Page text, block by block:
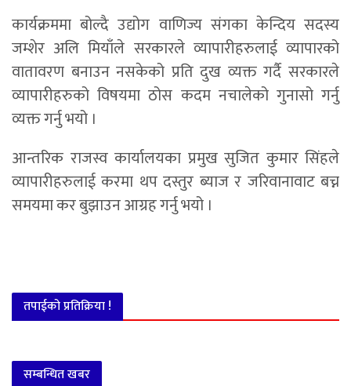
कार्यक्रममा बोल्दै उद्योग वाणिज्य संगका केन्दिय सदस्य
जम्शेर अलि मियाँले सरकारले व्यापारीहरुलाई व्यापारको
वातावरण बनाउन नसकेको प्रति दुख व्यक्त गर्दै सरकारले
व्यापारीहरुको विषयमा ठोस कदम नचालेको गुनासो गर्नु
व्यक्त गर्नु भयो ।
आन्तरिक राजस्व कार्यालयका प्रमुख सुजित कुमार सिंहले
व्यापारीहरुलाई करमा थप दस्तुर ब्याज र जरिवानावाट बच्न
समयमा कर बुझाउन आग्रह गर्नु भयो ।
तपाईको प्रतिक्रिया !
सम्बन्धित खबर